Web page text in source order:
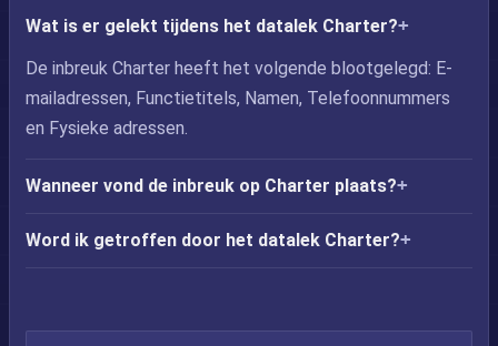
Wat is er gelekt tijdens het datalek Charter?
De inbreuk Charter heeft het volgende blootgelegd: E-
mailadressen, Functietitels, Namen, Telefoonnummers
en Fysieke adressen.
Wanneer vond de inbreuk op Charter plaats?
Word ik getroffen door het datalek Charter?